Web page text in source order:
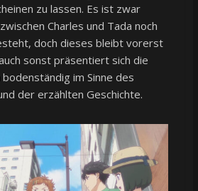
zu lassen. Es ist zwar
Charles und Tada noch
doch dieses bleibt vorerst
sonst präsentiert sich die
im Sinne des
der erzählten Geschichte.